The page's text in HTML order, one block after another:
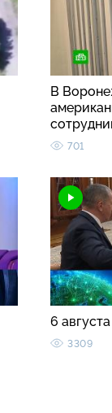
В
701
6
3309